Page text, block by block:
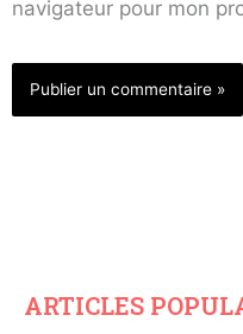
navigateur pour mon
ARTICLES